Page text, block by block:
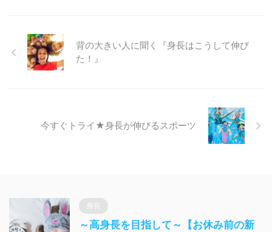
背の大きい人に聞く『身長はこうして伸び
た！』
今すぐトライ★身長が伸びるスポーツ
身長
～高身長を目指して～【お休み前の新